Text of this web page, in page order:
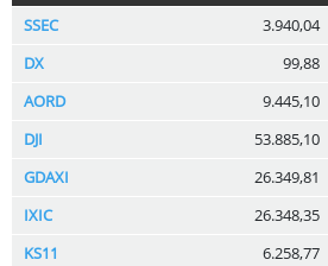
SSEC 3.940,04
DX 99,88
AORD 9.445,10
DJI 53.885,10
GDAXI 26.349,81
IXIC 26.348,35
KS11 6.258,77